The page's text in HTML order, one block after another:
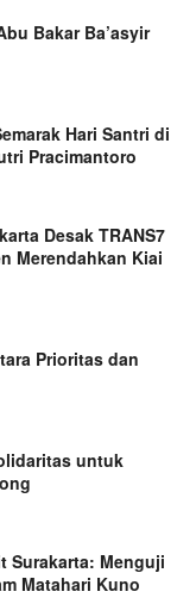
Bakar Ba’asyir
Hari Santri di
Pracimantoro
Desak TRANS7
Merendahkan Kiai
Prioritas dan
untuk
Surakarta: Menguji
Matahari Kuno